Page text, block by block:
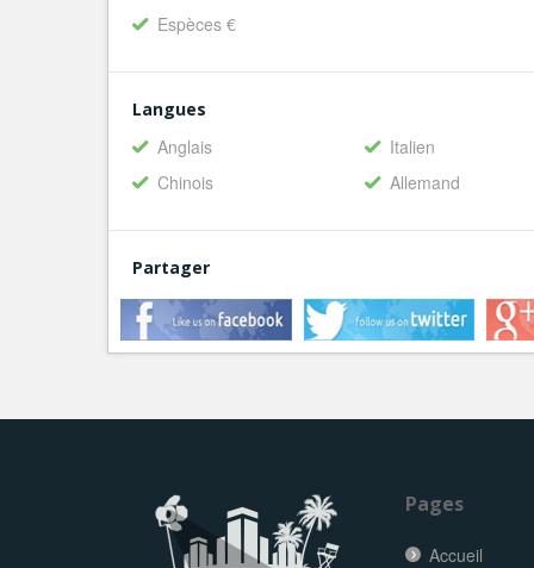
Espèces €
Langues
Anglais
Italien
Chinois
Allemand
Partager
Pages
Accueil